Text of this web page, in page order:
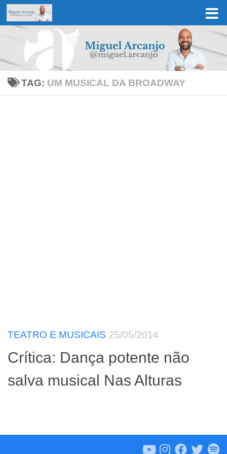
Skip to content
TAG: UM MUSICAL DA BROADWAY
TEATRO E MUSICAIS 25/05/2014
Crítica: Dança potente não
salva musical Nas Alturas